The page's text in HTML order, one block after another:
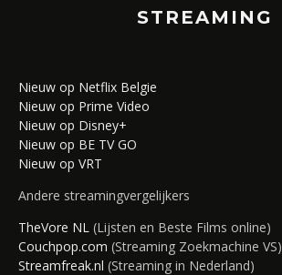
STREAMING
Nieuw op Netflix Belgie
Nieuw op Prime Video
Nieuw op Disney+
Nieuw op BE TV GO
Nieuw op VRT
Andere streamingvergelijkers
TheVore NL (Lijsten en Beste Films online)
Couchpop.com (Streaming Zoekmachine VS)
Streamfreak.nl (Streaming in Nederland)